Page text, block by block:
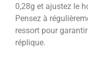
0,28g et ajustez le
Pensez à
ressort pour
réplique.